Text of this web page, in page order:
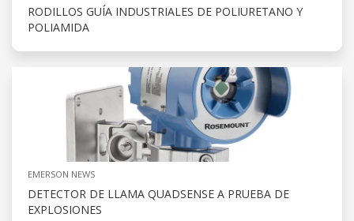
RODILLOS GUÍA INDUSTRIALES DE POLIURETANO Y
POLIAMIDA
EMERSON NEWS
DETECTOR DE LLAMA QUADSENSE A PRUEBA DE
EXPLOSIONES